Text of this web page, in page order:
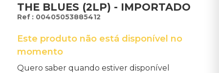
THE BLUES (2LP) - IMPORTADO
: 00405053885412
Este produto não está disponível no
momento
Quero saber quando estiver disponível